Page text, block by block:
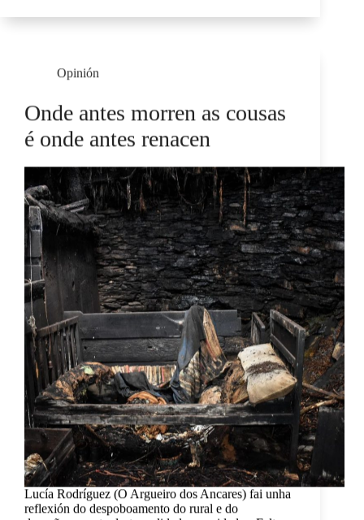
Opinión
Onde antes morren as cousas
é onde antes renacen
Lucía Rodríguez (O Argueiro dos Ancares) fai unha
reflexión do despoboamento do rural e do